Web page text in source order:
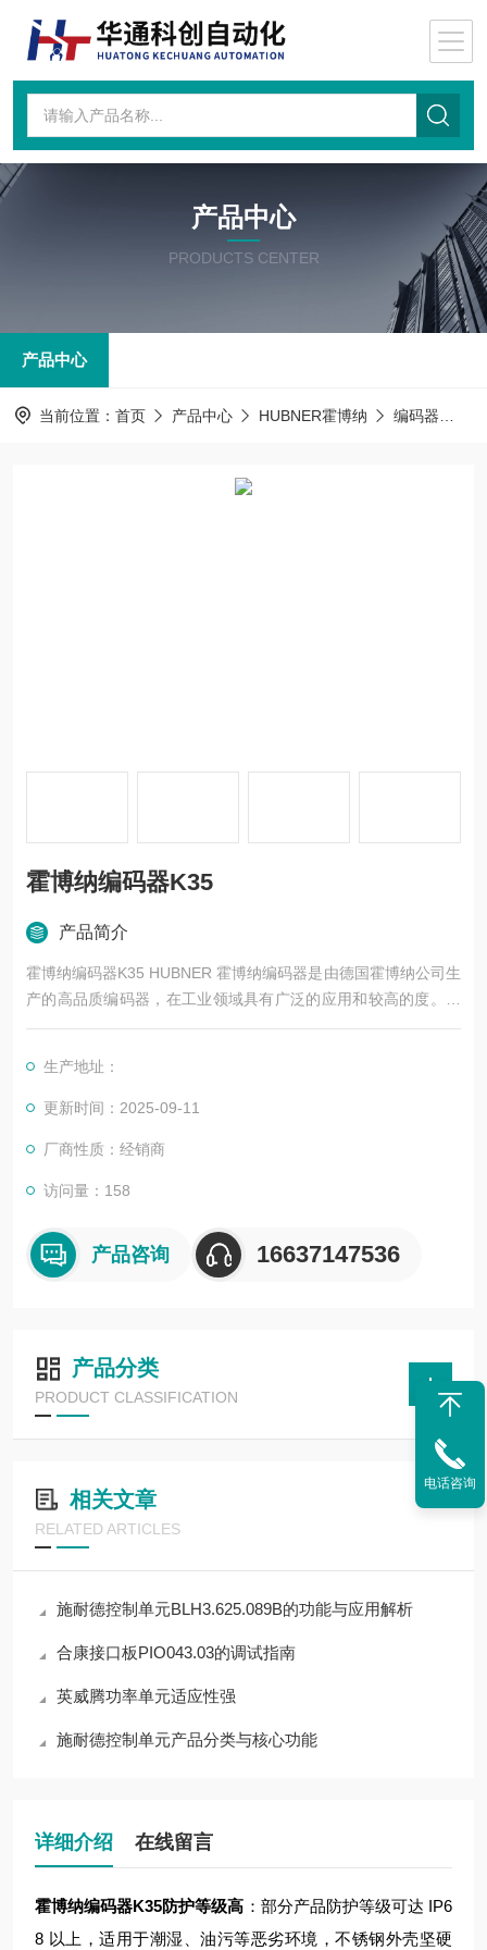
产品中心
PRODUCTS CENTER
产品中心
当前位置： 首页 产品中心 HUBNER霍博纳 编码器
霍博纳编码器K35
产品简介
霍博纳编码器K35 HUBNER 霍博纳编码器是由德国霍博纳公司生
产的高品质编码器，在工业领域具有广泛的应用和较高的度。以
下是其详细简介：
生产地址：
更新时间：2025-09-11
厂商性质：经销商
访问量：158
产品咨询 16637147536
产品分类
PRODUCT CLASSIFICATION
相关文章
RELATED ARTICLES
施耐德控制单元BLH3.625.089B的功能与应用解析
合康接口板PIO043.03的调试指南
英威腾功率单元适应性强
施耐德控制单元产品分类与核心功能
详细介绍 在线留言
霍博纳编码器K35防护等级高 ：部分产品防护等级可达 IP6
8 以上，适用于潮湿、油污等恶劣环境，不锈钢外壳坚硬
电话咨询